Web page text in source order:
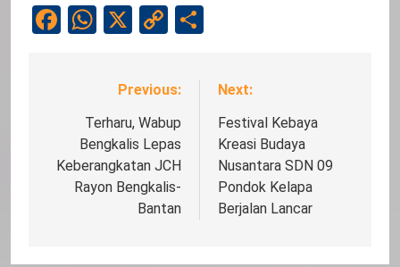
Facebook
WhatsApp
X
Copy
NavigasiPrevious:
Terharu, Wabup
Bengkalis Lepas
Keberangkatan JCH
Rayon Bengkalis-
Bantan
Next:
Festival Kebaya
Kreasi Budaya
Nusantara SDN 09
Pondok Kelapa
Berjalan Lancar